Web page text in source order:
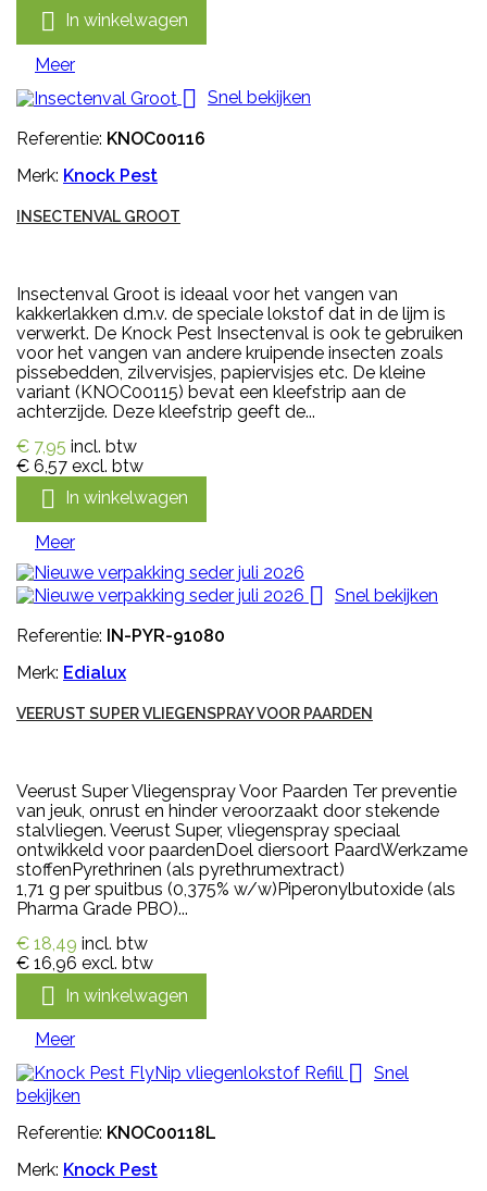
 In winkelwagen
Meer
 Snel bekijken
Referentie: KNOC00116
Merk: Knock Pest
INSECTENVAL GROOT
Insectenval Groot is ideaal voor het vangen van
kakkerlakken d.m.v. de speciale lokstof dat in de lijm is
verwerkt. De Knock Pest Insectenval is ook te gebruiken
voor het vangen van andere kruipende insecten zoals
pissebedden, zilvervisjes, papiervisjes etc. De kleine
variant (KNOC00115) bevat een kleefstrip aan de
achterzijde. Deze kleefstrip geeft de...
€ 7,95 incl. btw
€ 6,57 excl. btw
 In winkelwagen
Meer

Snel bekijken
Referentie: IN-PYR-91080
Merk: Edialux
VEERUST SUPER VLIEGENSPRAY VOOR PAARDEN
Veerust Super Vliegenspray Voor Paarden Ter preventie
van jeuk, onrust en hinder veroorzaakt door stekende
stalvliegen. Veerust Super, vliegenspray speciaal
ontwikkeld voor paardenDoel diersoort PaardWerkzame
stoffenPyrethrinen (als pyrethrumextract)
1,71 g per spuitbus (0,375% w/w)Piperonylbutoxide (als
Pharma Grade PBO)...
€ 18,49 incl. btw
€ 16,96 excl. btw
 In winkelwagen
Meer

Snel
bekijken
Referentie: KNOC00118L
Merk: Knock Pest